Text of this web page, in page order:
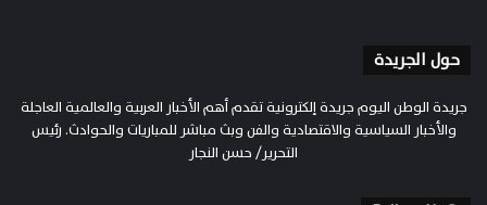
حول الجريدة
جريدة الوطن اليوم جريدة إلكترونية تقدم أهم الأخبار العربية والعالمية العاجلة
والأخبار السياسية والاقتصادية والفن وبث مباشر للمباريات والحوادث. رئيس
التحرير/ حسن النجار